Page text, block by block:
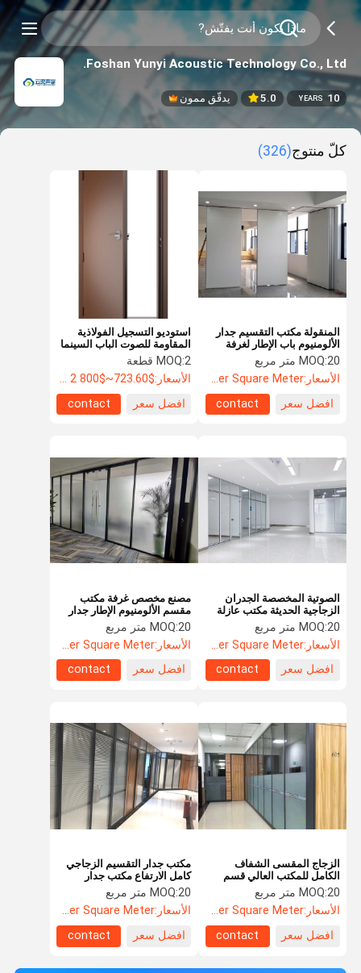
Foshan Yunyi Acoustic Technology Co., Ltd.
10
YEARS
5.0 يدقّق ممون
كلّ منتوج(326)
استوديو التسجيل الفولاذية
المقاومة للصوت الباب السينما
المقاومة للنار تصميم OEM
MOQ:2 قطعة
الأسعار:$723.60~$800 2 - 49 pieces, $638.80 50~$720 50~99 pieces , 100 - 199 pieces $621.7
افضل سعر
contact
المنقولة مكتب التقسيم جدار
الألومنيوم باب الإطار لغرفة
الاجتماعات
MOQ:20 متر مربع
الأسعار:US$88.5 Per Square Meter
افضل سعر
contact
مصنع مخصص غرفة مكتب
مقسم الألومنيوم الإطار جدار
زجاجي واحد
MOQ:20 متر مربع
الأسعار:US$52.60 Per Square Meter
افضل سعر
contact
الصوتية المخصصة الجدران
الزجاجية الحديثة مكتب عازلة
للصوت
MOQ:20 متر مربع
الأسعار:US$52.60 Per Square Meter
افضل سعر
contact
مكتب جدار التقسيم الزجاجي
كامل الارتفاع مكتب جدار
التقسيم الثابت مع الستائر
MOQ:20 متر مربع
الأسعار:US$52.60 Per Square Meter
افضل سعر
contact
الزجاج المقسى الشفاف
الكامل للمكتب العالي قسم
زجاجي فرملس
MOQ:20 متر مربع
الأسعار:US$52.60 Per Square Meter
افضل سعر
contact